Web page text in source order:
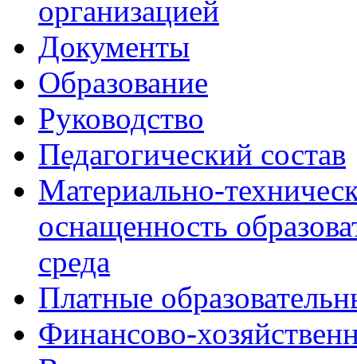
организацией
Документы
Образование
Руководство
Педагогический состав
Материально-
оснащенность
среда
Платные
Финансово-